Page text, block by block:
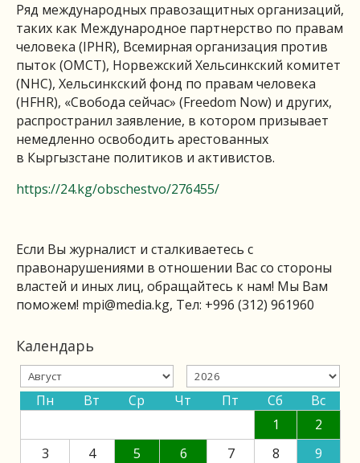
Ряд международных правозащитных организаций,
таких как Международное партнерство по правам
человека (IPHR), Всемирная организация против
пыток (OMCT), Норвежский Хельсинкский комитет
(NHC), Хельсинкский фонд по правам человека
(HFHR), «Свобода сейчас» (Freedom Now) и других,
распространил заявление, в котором призывает
немедленно освободить арестованных
в Кыргызстане политиков и активистов.
https://24.kg/obschestvo/276455/
Если Вы журналист и сталкиваетесь с
правонарушениями в отношении Вас со стороны
властей и иных лиц, обращайтесь к нам! Мы Вам
поможем! mpi@media.kg, Тел: +996 (312) 961960
Календарь
Пн Вт Ср Чт Пт Сб
Вс
1
2
3
4 5 6 7 8
9